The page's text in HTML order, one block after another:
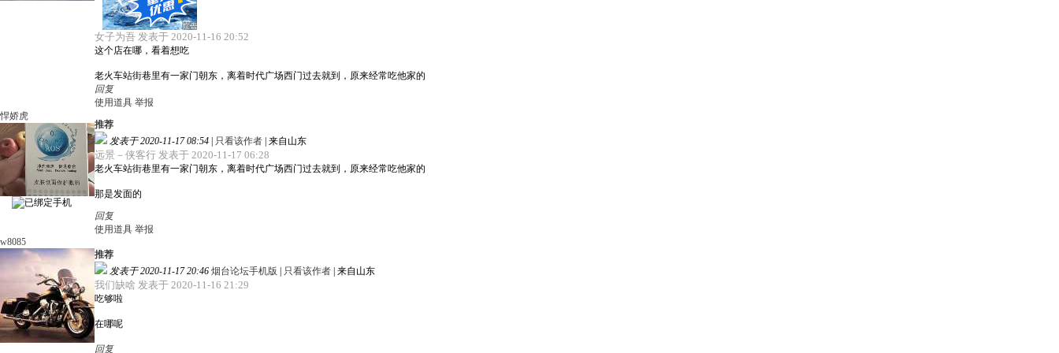
女子为吾 发表于 2020-11-16 20:52
这个店在哪，看着想吃
老火车站街巷里有一家门朝东，离着时代广场西门过去就到，原来经常吃他家的
回复
使用道具 举报
悍娇虎
推荐
发表于 2020-11-17 08:54
只看该作者 来自山东
远景－侠客行 发表于 2020-11-17 06:28
老火车站街巷里有一家门朝东，离着时代广场西门过去就到，原来经常吃他家的
那是发面的
回复
使用道具 举报
w8085
推荐
发表于 2020-11-17 20:46 烟台论坛手机版 只看该作者 来自山东
我们缺啥 发表于 2020-11-16 21:29
吃够啦
在哪呢
回复